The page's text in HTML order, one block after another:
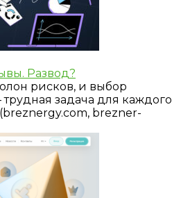
Развод?
рисков, и выбор
задача для каждого
brezner-